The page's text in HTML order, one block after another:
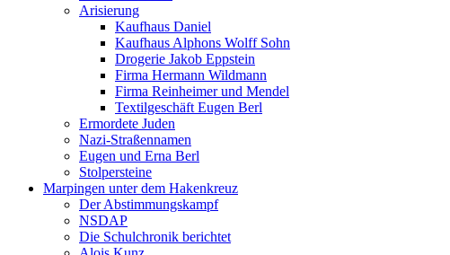
Arisierung
Kaufhaus Daniel
Kaufhaus Alphons Wolff Sohn
Drogerie Jakob Eppstein
Firma Hermann Wildmann
Firma Reinheimer und Mendel
Textilgeschäft Eugen Berl
Ermordete Juden
Nazi-Straßennamen
Eugen und Erna Berl
Stolpersteine
Marpingen unter dem Hakenkreuz
Der Abstimmungskampf
NSDAP
Die Schulchronik berichtet